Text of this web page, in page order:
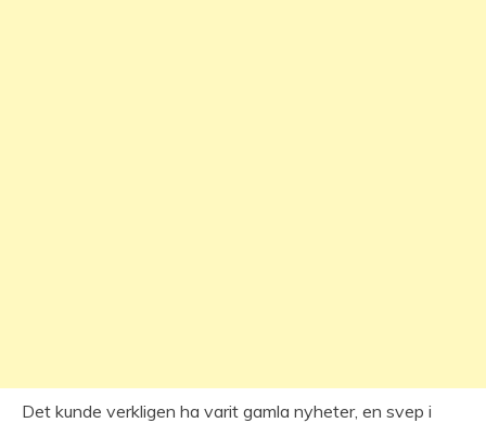
Det kunde verkligen ha varit gamla nyheter, en svep i